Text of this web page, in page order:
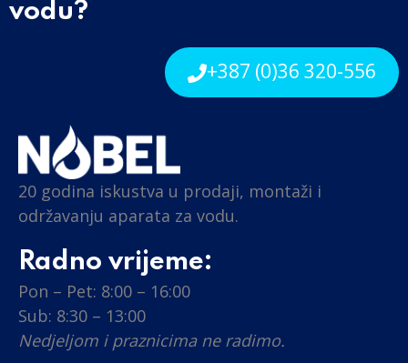
vodu?
+387 (0)36 320-556
20 godina iskustva u prodaji, montaži i
održavanju aparata za vodu.
Radno vrijeme:
Pon – Pet: 8:00 – 16:00
Sub: 8:30 – 13:00
Nedjeljom i praznicima ne radimo.